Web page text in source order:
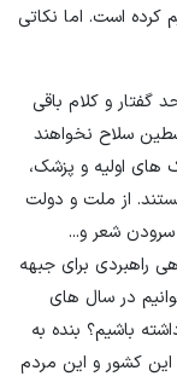
کرده است. اما نکاتی
و کلام باقی
سلاح نخواهند
های اولیه و پزشک،
از ملت و دولت
سرودن شعر و...
راهبردی برای جبهه
در سال های
باشیم؟ بنده به
این کشور و این مردم